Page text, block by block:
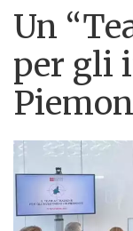
Un
per gli
Lettore